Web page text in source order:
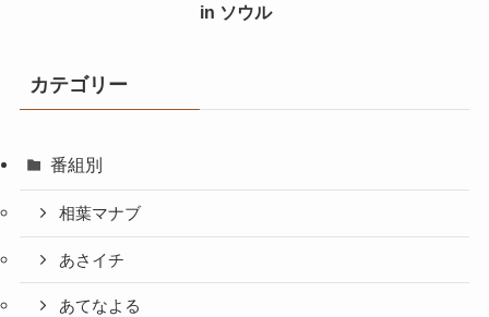
in ソウル
カテゴリー
番組別
相葉マナブ
あさイチ
あてなよる